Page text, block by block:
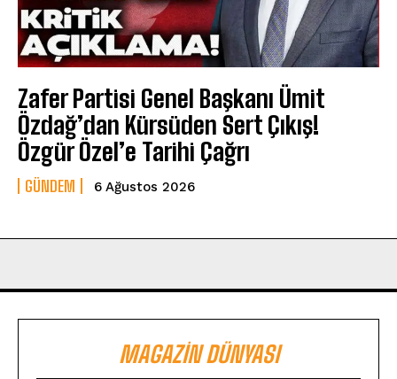
Zafer Partisi Genel Başkanı Ümit
Özdağ’dan Kürsüden Sert Çıkış!
Özgür Özel’e Tarihi Çağrı
GÜNDEM 6 Ağustos 2026
MAGAZIN DÜNYASI